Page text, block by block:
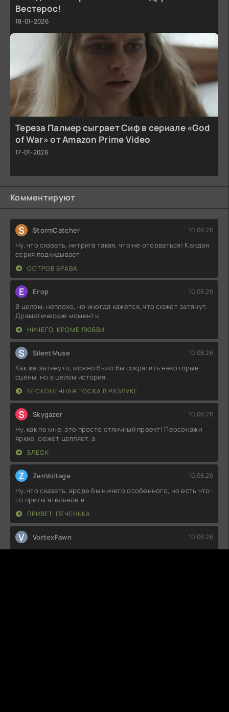
Вестерос!
18-01-2026
Тереза Палмер сыграет Сиф в сериале «God
of War» от Amazon Prime Video
17-01-2026
Комментируют
S StormCatcher 10.08.26
Ну, что сказать, интрига такая, что не оторваться! Каждая
серия подкидывает
ОСТРОВ БРАВА
Е Егор 10.08.26
В целом, неплохо, но иногда кажется, что сюжет затянут.
Драматические моменты
НИЧЕГО, КРОМЕ ЛЮБВИ
S SilentMuse 10.08.26
Как же затянуто, можно было бы сократить некоторые
сцены, но в целом история
БЕСКОНЕЧНАЯ ТОСКА В РАЗЛУКЕ
S Skygazer 10.08.26
Ну, как по мне, это просто отличный проект! Персонажи
яркие, сюжет цепляет, а
БЛЕСК
Z ZenVoltage 10.08.26
Ну, что сказать, вроде бы ничего особенного, но есть что-
то притягательное в
ПРИВЕТ, ПЕЧЕНЬКА
V VortexFawn 10.08.26
Ну, это было довольно странно. Я ожидал чего-то более